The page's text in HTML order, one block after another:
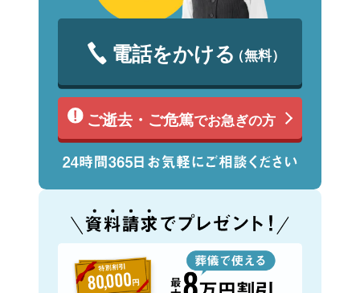
電話をかける（無料）
ご逝去・ご危篤でお急ぎの方